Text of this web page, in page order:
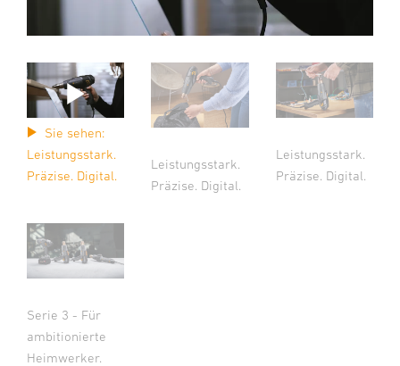
Sie sehen:
Leistungsstark.
Präzise. Digital.
Leistungsstark.
Präzise. Digital.
Leistungsstark.
Präzise. Digital.
Serie 3 - Für
ambitionierte
Heimwerker.